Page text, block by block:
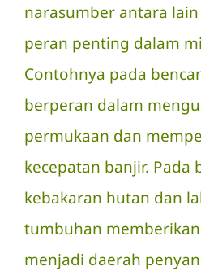
narasumber antara
peran penting dalam
Contohnya pada
berperan dalam
permukaan dan
kecepatan banjir. Pada
kebakaran hutan dan
tumbuhan
menjadi daerah